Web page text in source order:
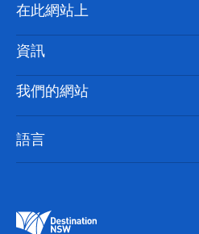
喳
聯絡我們
免責聲明
隱私
Cookie 通知
在此網站上
目的地
要做的事情
新南威爾士州公路旅行
活動
住宿
資訊
旅行資訊
無障礙雪梨
列出您的業務
我們的網站
新南威爾士州旅遊局（
語言